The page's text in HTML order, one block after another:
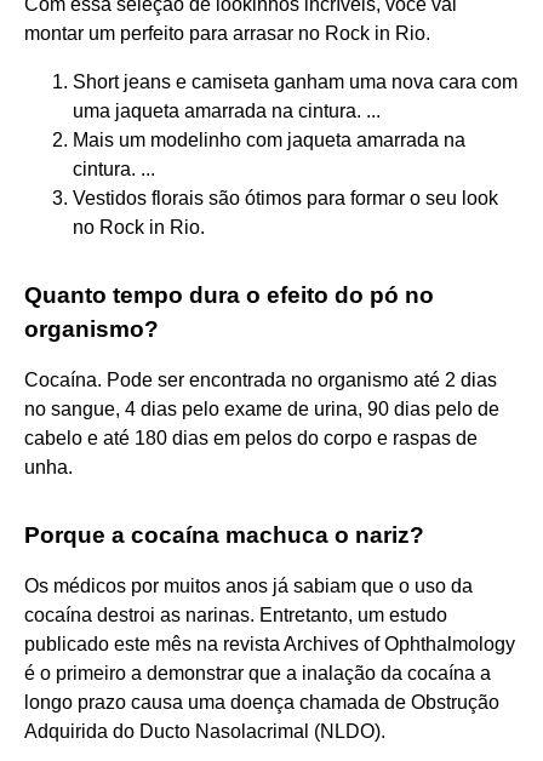
montar um perfeito para arrasar no Rock in Rio.
Short jeans e camiseta ganham uma nova cara com
uma jaqueta amarrada na cintura. ...
Mais um modelinho com jaqueta amarrada na
cintura. ...
Vestidos florais são ótimos para formar o seu look
no Rock in Rio.
Quanto tempo dura o efeito do pó no
organismo?
Cocaína. Pode ser encontrada no organismo até 2 dias
no sangue, 4 dias pelo exame de urina, 90 dias pelo de
cabelo e até 180 dias em pelos do corpo e raspas de
unha.
Porque a cocaína machuca o nariz?
Os médicos por muitos anos já sabiam que o uso da
cocaína destroi as narinas. Entretanto, um estudo
publicado este mês na revista Archives of Ophthalmology
é o primeiro a demonstrar que a inalação da cocaína a
longo prazo causa uma doença chamada de Obstrução
Adquirida do Ducto Nasolacrimal (NLDO).